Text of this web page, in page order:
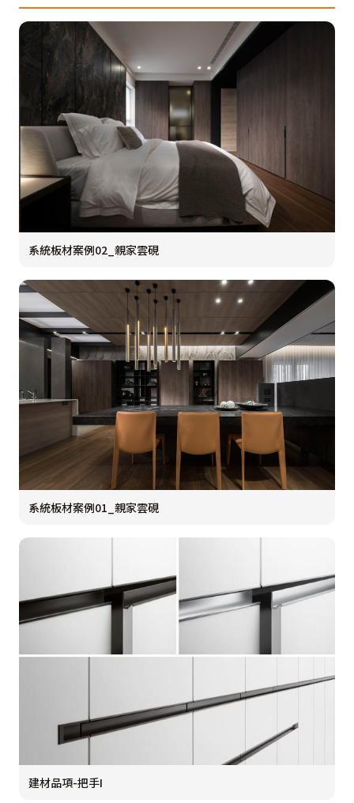
系統板材案例02_親家雲硯
系統板材案例01_親家雲硯
建材品項-把手I